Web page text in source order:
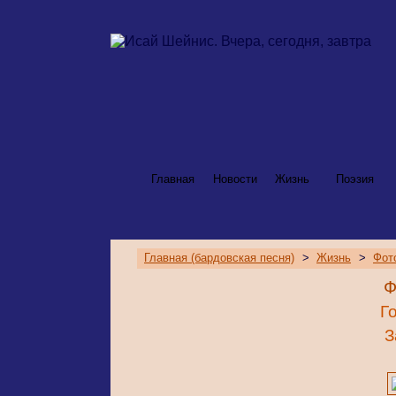
Главная Новости Жизнь Поэзия
Главная (бардовская песня) > Жизнь >